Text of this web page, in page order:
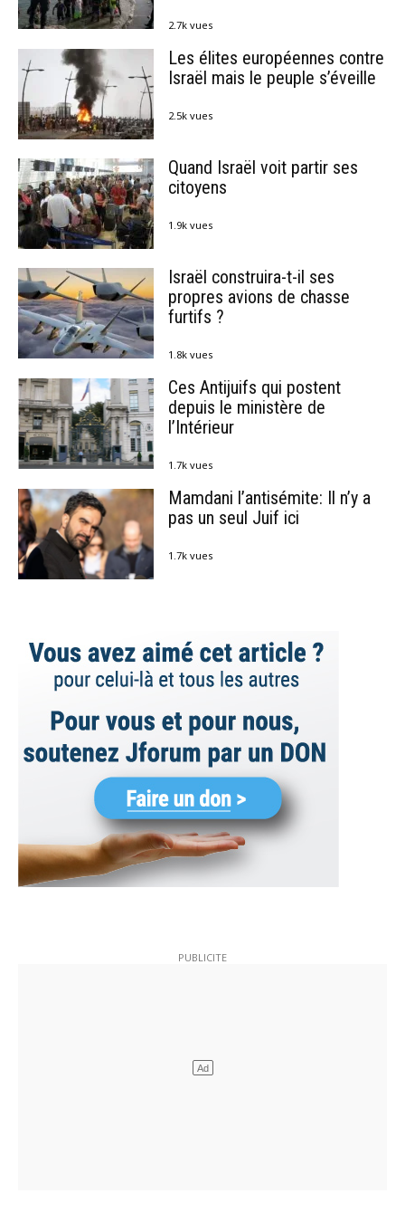
2.7k vues
Les élites européennes contre
Israël mais le peuple s’éveille
2.5k vues
Quand Israël voit partir ses
citoyens
1.9k vues
Israël construira-t-il ses
propres avions de chasse
furtifs ?
1.8k vues
Ces Antijuifs qui postent
depuis le ministère de
l’Intérieur
1.7k vues
Mamdani l’antisémite: Il n’y a
pas un seul Juif ici
1.7k vues